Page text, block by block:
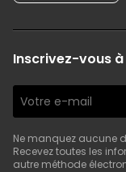
Inscrivez-vous
Ne manquez aucune
Recevez toutes les
autre méthode